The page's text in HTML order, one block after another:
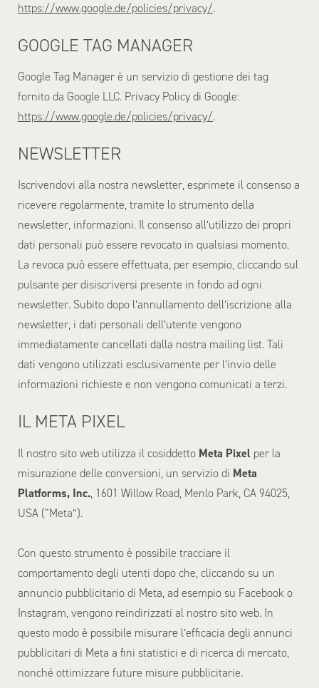
https://www.google.de/policies/privacy/.
GOOGLE TAG MANAGER
Google Tag Manager è un servizio di gestione dei tag
fornito da Google LLC. Privacy Policy di Google:
https://www.google.de/policies/privacy/.
NEWSLETTER
Iscrivendovi alla nostra newsletter, esprimete il consenso a
ricevere regolarmente, tramite lo strumento della
newsletter, informazioni. Il consenso all’utilizzo dei propri
dati personali può essere revocato in qualsiasi momento.
La revoca può essere effettuata, per esempio, cliccando sul
pulsante per disiscriversi presente in fondo ad ogni
newsletter. Subito dopo l’annullamento dell’iscrizione alla
newsletter, i dati personali dell’utente vengono
immediatamente cancellati dalla nostra mailing list. Tali
dati vengono utilizzati esclusivamente per l’invio delle
informazioni richieste e non vengono comunicati a terzi.
IL META PIXEL
Il nostro sito web utilizza il cosiddetto Meta Pixel per la
misurazione delle conversioni, un servizio di Meta
Platforms, Inc., 1601 Willow Road, Menlo Park, CA 94025,
USA (“Meta”).
Con questo strumento è possibile tracciare il
comportamento degli utenti dopo che, cliccando su un
annuncio pubblicitario di Meta, ad esempio su Facebook o
Instagram, vengono reindirizzati al nostro sito web. In
questo modo è possibile misurare l’efficacia degli annunci
pubblicitari di Meta a fini statistici e di ricerca di mercato,
nonché ottimizzare future misure pubblicitarie.